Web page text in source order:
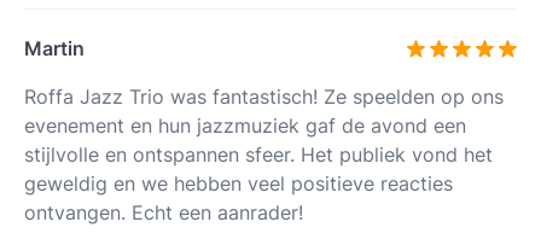
Martin
Roffa Jazz Trio was fantastisch! Ze speelden op ons
evenement en hun jazzmuziek gaf de avond een
stijlvolle en ontspannen sfeer. Het publiek vond het
geweldig en we hebben veel positieve reacties
ontvangen. Echt een aanrader!